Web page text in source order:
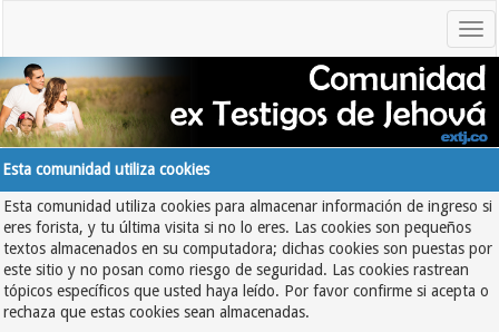
Esta comunidad utiliza cookies
Esta comunidad utiliza cookies para almacenar información de ingreso si
eres forista, y tu última visita si no lo eres. Las cookies son pequeños
textos almacenados en su computadora; dichas cookies son puestas por
este sitio y no posan como riesgo de seguridad. Las cookies rastrean
tópicos específicos que usted haya leído. Por favor confirme si acepta o
rechaza que estas cookies sean almacenadas.